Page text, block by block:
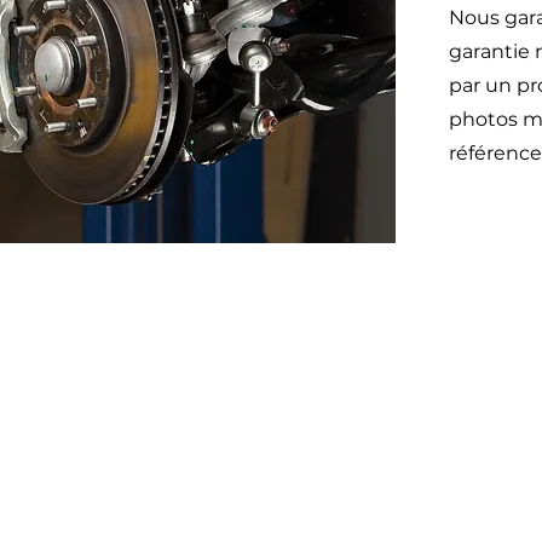
Nous
garantie
par un
photos